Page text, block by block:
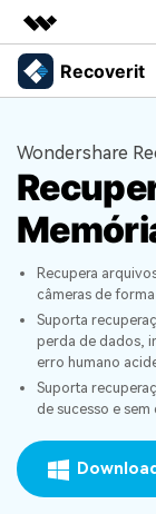
Produtos em
Utilitários
Visão geral
Soluções
Sobre nós
Sala de imprensa
Loja
Suporte
Recoverit
Uma
Recursos
Recuperar
Recuperar
Recuperação
Soluções
Soluções de
Soluções
Soluções
Soluções de
Porque
Especialista
Histórias de
Tema Quente
Guide
search
Wondershare
Recupera
câmeras de
Suporta
perda de dados,
erro humano
Suporta
de sucesso e